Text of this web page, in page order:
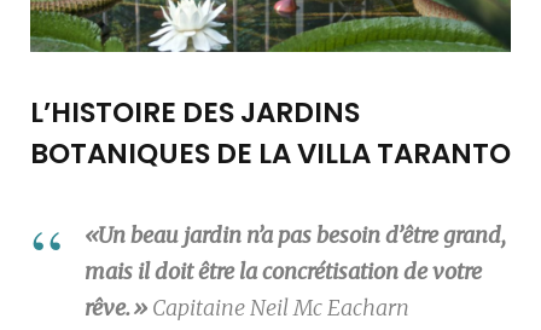
L’HISTOIRE DES JARDINS
BOTANIQUES DE LA VILLA TARANTO
«Un beau jardin n’a pas besoin d’être grand,
mais il doit être la concrétisation de votre
rêve.» Capitaine Neil Mc Eacharn